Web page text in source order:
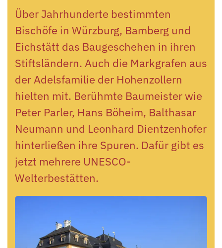
Über Jahrhunderte bestimmten
Bischöfe in Würzburg, Bamberg und
Eichstätt das Baugeschehen in ihren
Stiftsländern. Auch die Markgrafen aus
der Adelsfamilie der Hohenzollern
hielten mit. Berühmte Baumeister wie
Peter Parler, Hans Böheim, Balthasar
Neumann und Leonhard Dientzenhofer
hinterließen ihre Spuren. Dafür gibt es
jetzt mehrere UNESCO-
Welterbestätten.